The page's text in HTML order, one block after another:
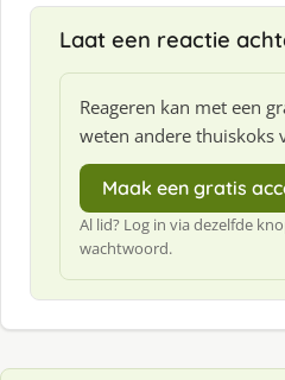
Laat een reactie
Reageren kan met een
weten andere thuiskoks
Maak een gratis
Al lid? Log in via dezelfde
wachtwoord.